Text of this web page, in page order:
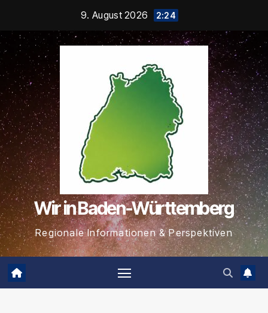
springen
9. August 2026 2:24
Wir in Baden-Württemberg
Regionale Informationen & Perspektiven